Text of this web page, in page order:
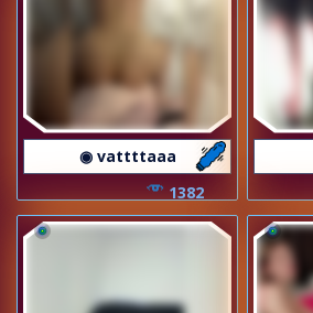
◉ vattttaaa
1382